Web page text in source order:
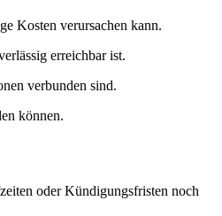
Kosten verursachen kann.
erreichbar ist.
verbunden sind.
können.
oder Kündigungsfristen noch